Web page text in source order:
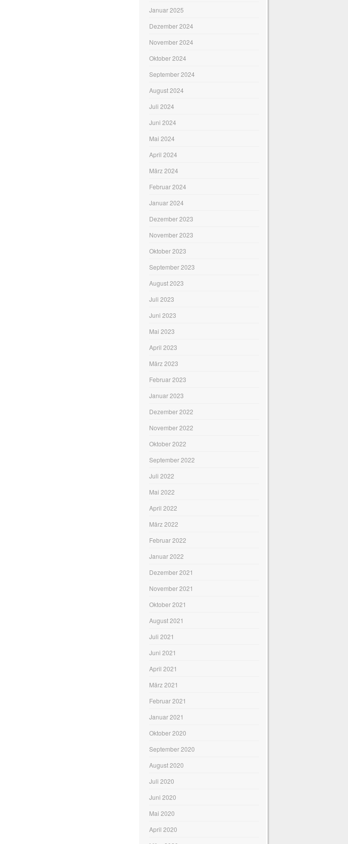
Januar 2025
Dezember 2024
November 2024
Oktober 2024
September 2024
August 2024
Juli 2024
Juni 2024
Mai 2024
April 2024
März 2024
Februar 2024
Januar 2024
Dezember 2023
November 2023
Oktober 2023
September 2023
August 2023
Juli 2023
Juni 2023
Mai 2023
April 2023
März 2023
Februar 2023
Januar 2023
Dezember 2022
November 2022
Oktober 2022
September 2022
Juli 2022
Mai 2022
April 2022
März 2022
Februar 2022
Januar 2022
Dezember 2021
November 2021
Oktober 2021
August 2021
Juli 2021
Juni 2021
April 2021
März 2021
Februar 2021
Januar 2021
Oktober 2020
September 2020
August 2020
Juli 2020
Juni 2020
Mai 2020
April 2020